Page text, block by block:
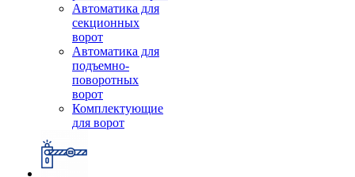
Автоматика для
секционных
ворот
Автоматика для
подъемно-
поворотных
ворот
Комплектующие
для ворот